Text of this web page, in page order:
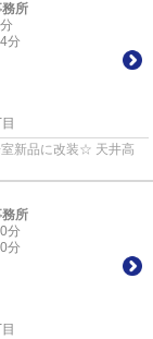
所
分
新品に改装☆ 天井高
所
分
分